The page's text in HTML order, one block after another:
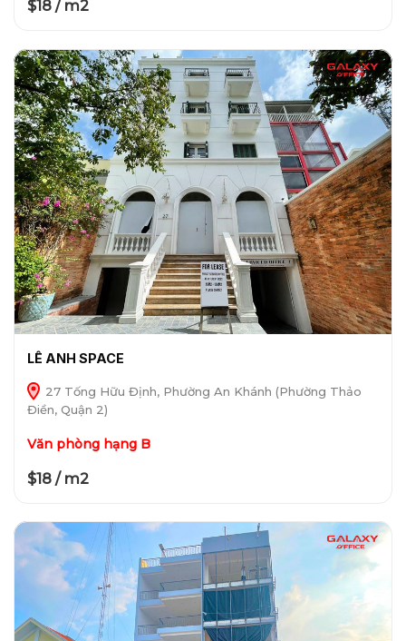
$18 / m2
LÊ ANH SPACE
27 Tống Hữu Định, Phường An Khánh (Phường Thảo
Điền, Quận 2)
Văn phòng hạng B
$18 / m2